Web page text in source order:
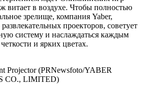
витает в воздухе. Чтобы полностью
зрелище, компания Yaber,
проекторов, советует
систему и наслаждаться каждым
и ярких цветах.
Projector (PRNewsfoto/YABER
CO., LIMITED)